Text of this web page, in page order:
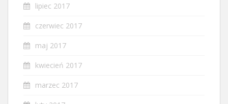
lipiec 2017
czerwiec 2017
maj 2017
kwiecień 2017
marzec 2017